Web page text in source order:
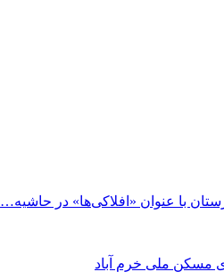
با عنوان «افلاکی‌ها» در حاشیه…